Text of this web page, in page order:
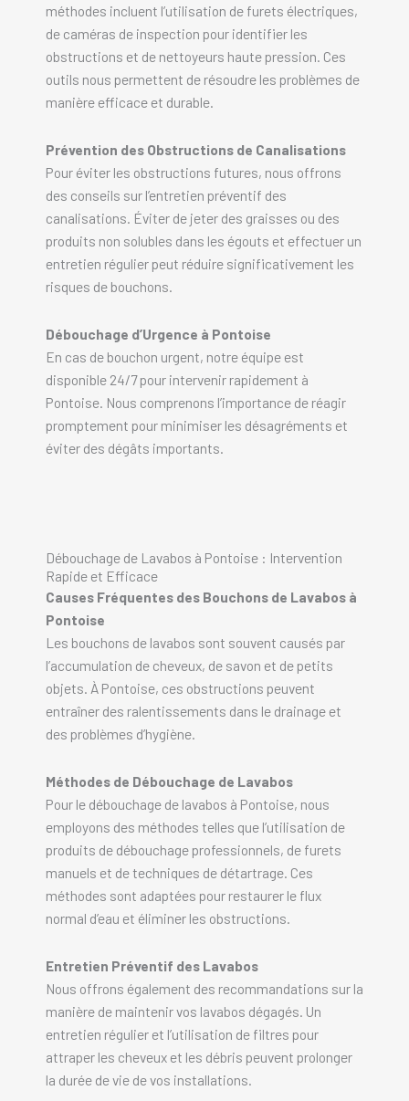
méthodes incluent l’utilisation de furets électriques,
de caméras de inspection pour identifier les
obstructions et de nettoyeurs haute pression. Ces
outils nous permettent de résoudre les problèmes de
manière efficace et durable.
Prévention des Obstructions de Canalisations
Pour éviter les obstructions futures, nous offrons
des conseils sur l’entretien préventif des
canalisations. Éviter de jeter des graisses ou des
produits non solubles dans les égouts et effectuer un
entretien régulier peut réduire significativement les
risques de bouchons.
Débouchage d’Urgence à Pontoise
En cas de bouchon urgent, notre équipe est
disponible 24/7 pour intervenir rapidement à
Pontoise. Nous comprenons l’importance de réagir
promptement pour minimiser les désagréments et
éviter des dégâts importants.
Débouchage de Lavabos à Pontoise : Intervention
Rapide et Efficace
Causes Fréquentes des Bouchons de Lavabos à
Pontoise
Les bouchons de lavabos sont souvent causés par
l’accumulation de cheveux, de savon et de petits
objets. À Pontoise, ces obstructions peuvent
entraîner des ralentissements dans le drainage et
des problèmes d’hygiène.
Méthodes de Débouchage de Lavabos
Pour le débouchage de lavabos à Pontoise, nous
employons des méthodes telles que l’utilisation de
produits de débouchage professionnels, de furets
manuels et de techniques de détartrage. Ces
méthodes sont adaptées pour restaurer le flux
normal d’eau et éliminer les obstructions.
Entretien Préventif des Lavabos
Nous offrons également des recommandations sur la
manière de maintenir vos lavabos dégagés. Un
entretien régulier et l’utilisation de filtres pour
attraper les cheveux et les débris peuvent prolonger
la durée de vie de vos installations.